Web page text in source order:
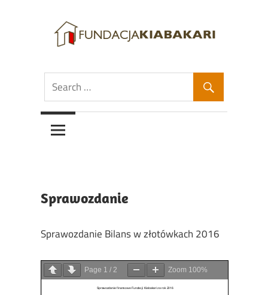
content
Fundacja
Kiabakari
Kiabakari
Sprawozdanie
Sprawozdanie Bilans w złotówkach 2016
Page 1 / 2 Zoom 100%